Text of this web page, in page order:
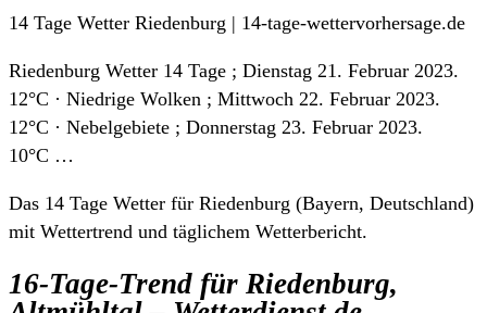
14 Tage Wetter Riedenburg | 14-tage-wettervorhersage.de
Riedenburg Wetter 14 Tage ; Dienstag 21. Februar 2023.
12°C · Niedrige Wolken ; Mittwoch 22. Februar 2023.
12°C · Nebelgebiete ; Donnerstag 23. Februar 2023.
10°C …
Das 14 Tage Wetter für Riedenburg (Bayern, Deutschland)
mit Wettertrend und täglichem Wetterbericht.
16-Tage-Trend für Riedenburg,